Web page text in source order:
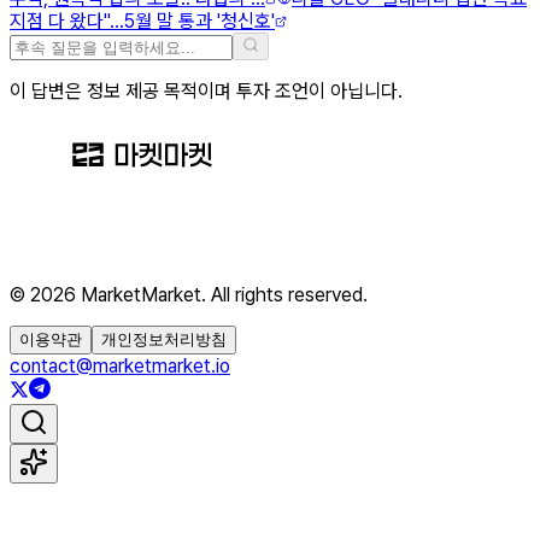
지점 다 왔다"…5월 말 통과 '청신호'
이 답변은 정보 제공 목적이며 투자 조언이 아닙니다.
© 2026 MarketMarket. All rights reserved.
이용약관 개인정보처리방침
contact@marketmarket.io